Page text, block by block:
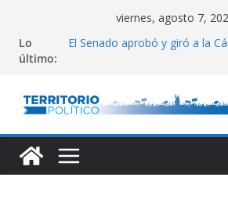
contenido
viernes, agosto 7,
Lo
último:
«La ley es un asco y es
El Senado aprobó y giró a la
Kicillof criticó al Gobierno por
«Disturbios provocados por